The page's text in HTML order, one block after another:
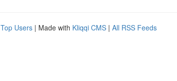
Top Users | Made with Kliqqi CMS | All RSS Feeds